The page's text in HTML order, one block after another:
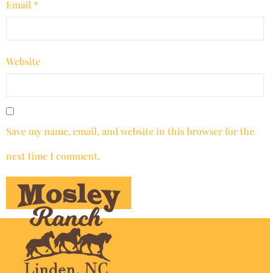
Email *
Website
Save my name, email, and website in this browser for the
next time I comment.